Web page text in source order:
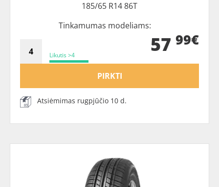
185/65 R14 86T
Tinkamumas modeliams:
Likutis >4 57 99€
PIRKTI
Atsiėmimas rugpjūčio 10 d.